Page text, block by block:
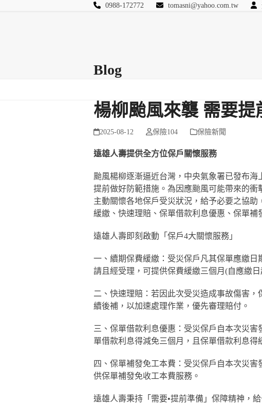
0988-172772 tomasni@yahoo.com.tw
Blog
楊柳颱風來襲 需要提
2025-08-12 保險104 保險新聞
遠雄人壽提供全方位保戶關懷服務
颱風楊柳逐漸逼近台灣，中央氣象署已發布
提前做好防範措施。為因應颱風可能帶來的
主動關懷各地保戶受災狀況，給予必要之協
緩繳、快速理賠、保單借款利息優惠、保單補
遠雄人壽即刻啟動「保戶4大關懷服務」
一、續期保費緩繳：受災保戶凡其保單應繳日
請且經受理，可提供保費緩繳三個月(自應繳日
二、快速理賠：若因此次受災造成事故傷害
續後補，以加速處理作業，優先審理賠付。
三、保單借款利息優惠：受災保戶自本次災
單借款利息得減免三個月，且保單借款利息得
四、保單補發免工本費：受災保戶自本次災害
供保單補發免收工本費服務。
遠雄人壽秉持「需要•提前準備」保障精神，